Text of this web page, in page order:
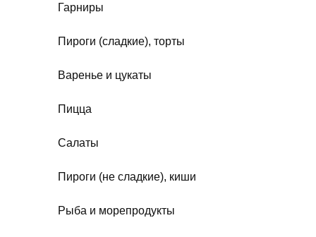
Гарниры
Пироги (сладкие), торты
Варенье и цукаты
Пицца
Салаты
Пироги (не сладкие), киши
Рыба и морепродукты